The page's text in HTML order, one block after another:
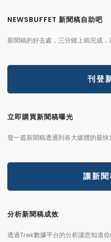
NEWSBUFFET 新聞稿自助吧
新聞稿的好去處，三分鐘上稿完成，
刊登
立即購買新聞稿曝光
發一篇新聞稿透通到各大媒體的最快
讓新
分析新聞稿成效
透過Trek數據平台的分析讓您知道